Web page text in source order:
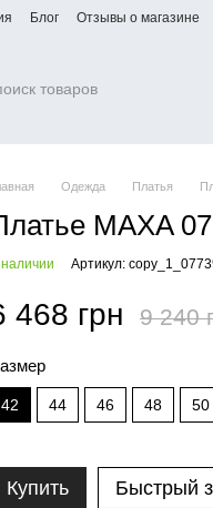
Блог Отзывы о магазине
Одежда Платья
MAXA
Артикул:
468 грн 9 240
42 44 46 48 50
Купить Быстрый